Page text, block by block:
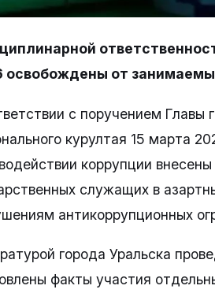
освобождены от
с поручением Главы
курултая 15 марта
коррупции
служащих в
антикоррупционных
города Уральска
факты участия